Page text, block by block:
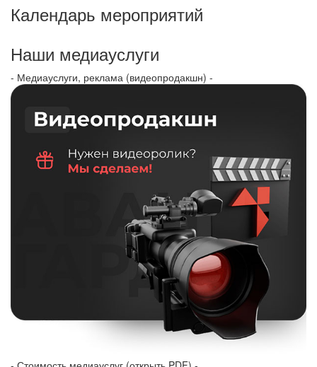
Календарь мероприятий
Наши медиауслуги
- Медиауслуги, реклама (видеопродакшн) -